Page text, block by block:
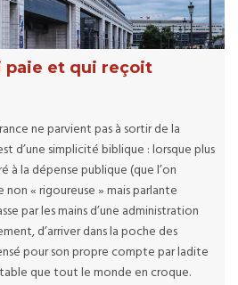
paie et qui reçoit
ne parvient pas à sortir de la
d’une simplicité biblique : lorsque plus
à la dépense publique (que l’on
« rigoureuse » mais parlante
par les mains d’une administration
d’arriver dans la poche des
pour son propre compte par ladite
que tout le monde en croque.